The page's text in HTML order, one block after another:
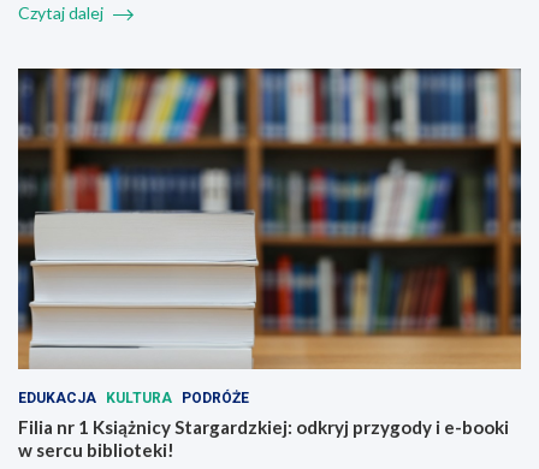
Czytaj dalej
EDUKACJA KULTURA PODRÓŻE
Filia nr 1 Książnicy Stargardzkiej: odkryj przygody i e-booki
w sercu biblioteki!